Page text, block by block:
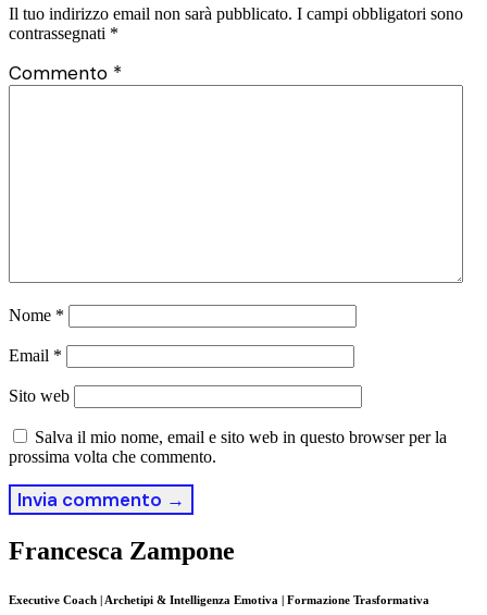
Il tuo indirizzo email non sarà pubblicato. I campi obbligatori sono
contrassegnati *
Commento *
Nome *
Email *
Sito web
Salva il mio nome, email e sito web in questo browser per la
prossima volta che commento.
Francesca Zampone
Executive Coach | Archetipi & Intelligenza Emotiva | Formazione Trasformativa